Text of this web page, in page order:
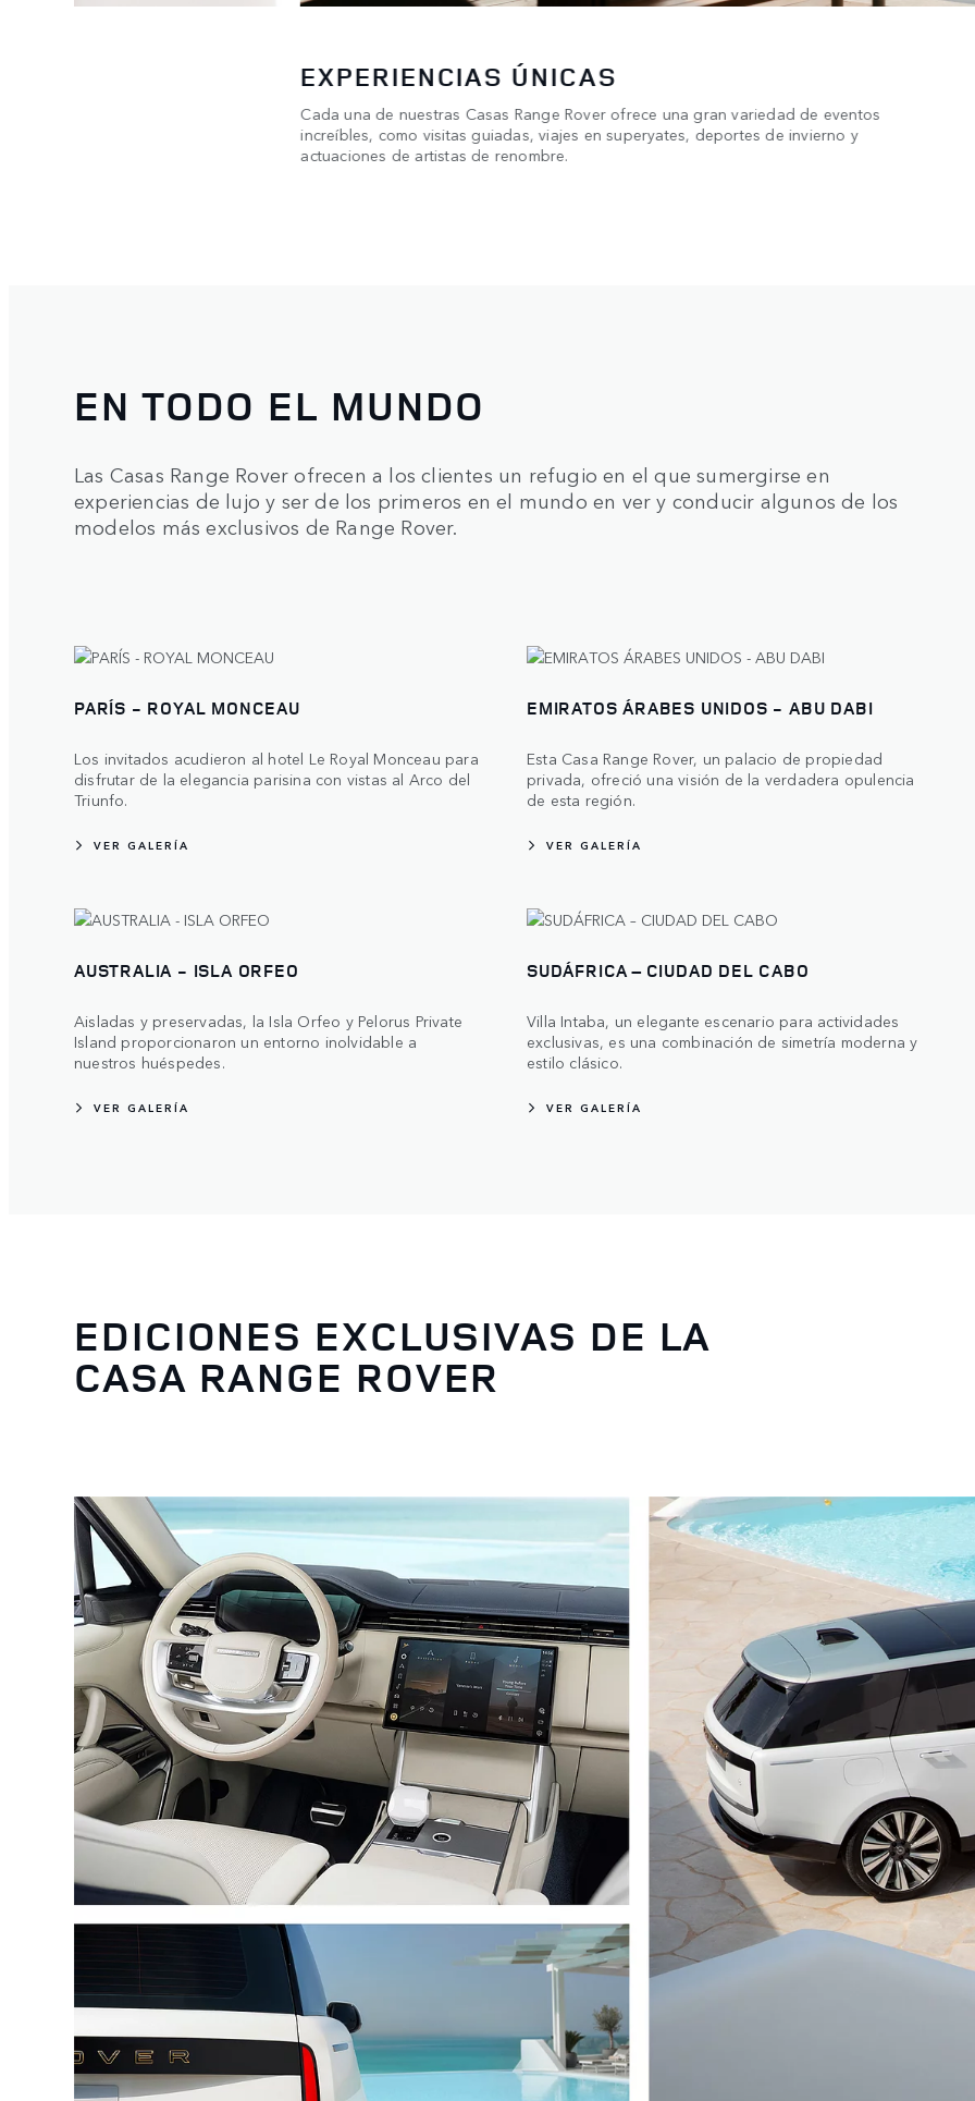
EXPERIENCIAS ÚNICAS
Cada una de nuestras Casas Range Rover ofrece una gran variedad de eventos
increíbles, como visitas guiadas, viajes en superyates, deportes de invierno y
actuaciones de artistas de renombre.
EN TODO EL MUNDO
Las Casas Range Rover ofrecen a los clientes un refugio en el que sumergirse en
experiencias de lujo y ser de los primeros en el mundo en ver y conducir algunos de los
modelos más exclusivos de Range Rover.
PARÍS - ROYAL MONCEAU
Los invitados acudieron al hotel Le Royal Monceau para
disfrutar de la elegancia parisina con vistas al Arco del
Triunfo.
VER GALERÍA
EMIRATOS ÁRABES UNIDOS - ABU DABI
Esta Casa Range Rover, un palacio de propiedad
privada, ofreció una visión de la verdadera opulencia
de esta región.
VER GALERÍA
AUSTRALIA - ISLA ORFEO
Aisladas y preservadas, la Isla Orfeo y Pelorus Private
Island proporcionaron un entorno inolvidable a
nuestros huéspedes.
VER GALERÍA
SUDÁFRICA – CIUDAD DEL CABO
Villa Intaba, un elegante escenario para actividades
exclusivas, es una combinación de simetría moderna y
estilo clásico.
VER GALERÍA
EDICIONES EXCLUSIVAS DE LA
CASA RANGE ROVER